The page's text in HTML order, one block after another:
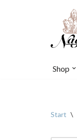
Shop
Start \